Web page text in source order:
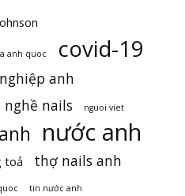
anh quoc covid-19
anh
nghề nails nguoi viet
nước anh
toả
thợ nails anh
tin nước anh